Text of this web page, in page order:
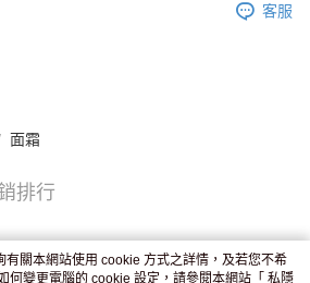
後2-4個工作天到店，7天內取。逾期後
客服
面霜
排行
關本網站使用 cookie 方式之詳情，及若您不希
何變更電腦的 cookie 設定，請參閱本網站「 私隱